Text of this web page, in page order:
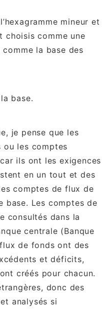
mineur et
choisis comme une
la base des
base.
je pense que les
les comptes
ils ont les exigences
en un tout et des
comptes de flux de
base. Les comptes de
consultés dans la
centrale (Banque
de fonds ont des
et déficits,
créés pour chacun.
donc des
analysés si